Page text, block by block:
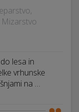
Mizarstvo
lesa in
vrhunske
na …